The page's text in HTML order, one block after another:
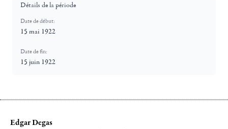
Détails de la période
Date de début:
15 mai 1922
Date de fin:
15 juin 1922
Edgar Degas